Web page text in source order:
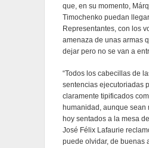
que, en su momento,
Timochenko puedan
Representantes, con los
amenaza de unas armas
dejar pero no se van a
“Todos los cabecillas de
sentencias ejecutoriadas
claramente tipificados
humanidad, aunque sean
hoy sentados a la mesa
José Félix Lafaurie
puede olvidar, de buenas